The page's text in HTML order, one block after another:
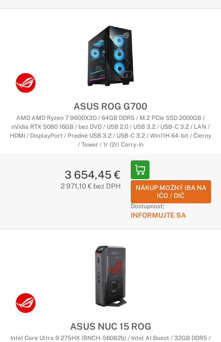
ASUS ROG G700
AMD AMD Ryzen 7 9800X3D / 64GB DDR5 / M.2 PCIe SSD 2000GB /
nVidia RTX 5080 16GB / bez DVD / USB 2.0 / USB 3.2 / USB-C 3.2 / LAN /
HDMI / DisplayPort / Predné USB 3.2 / USB-C 3.2 / Win11H 64-bit / Čierny
/ Tower / 1r (2r) Carry-In
3 654,45 €
2 971,10 € bez DPH
NÁKUP MOŽNÝ IBA NA
IČO / DIČ
Dostupnosť:
INFORMUJTE SA
ASUS NUC 15 ROG
Intel Core Ultra 9 275HX (BNCH-56082b) / Intel AI Boost / 32GB DDR5 /